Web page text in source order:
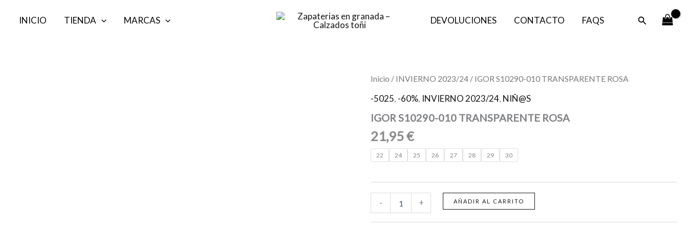
INICIO TIENDA MARCAS DEVOLUCIONES CONTACTO FAQS Buscar
Inicio / INVIERNO 2023/24 / IGOR S10290-010 TRANSPARENTE ROSA
-5025, -60%, INVIERNO 2023/24, NIÑ@S
IGOR S10290-010 TRANSPARENTE ROSA
21,95€
22 24 25 26 27 28 29 30
-
IGOR
010
ROSA
+ AÑADIR AL CARRITO